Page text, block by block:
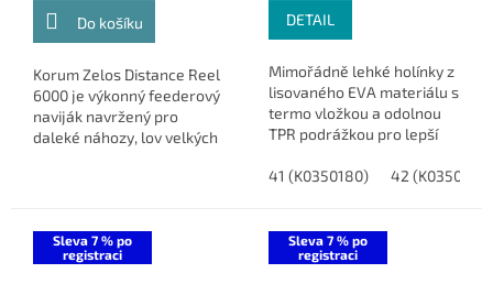
Do košíku
Korum Zelos Distance Reel
6000 je výkonný feederový
naviják navržený pro
daleké náhozy, lov velkých
DETAIL
Mimořádně lehké holínky z
lisovaného EVA materiálu s
termo vložkou a odolnou
TPR podrážkou pro lepší
41 (K0350180)
42 (K0350181)
Sleva 7 % po
registraci
Sleva 7 % po
registraci